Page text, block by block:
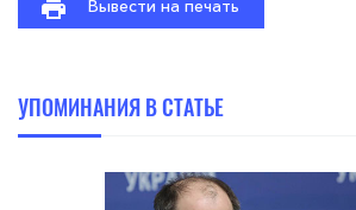
Вывести на печать
УПОМИНАНИЯ В СТАТЬЕ